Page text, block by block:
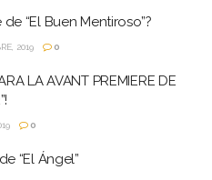
“El Buen Mentiroso”?
2019 0
LA AVANT PREMIERE DE
0
“El Ángel”